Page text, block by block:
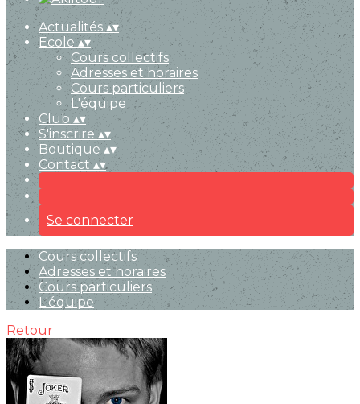
Actualités ▴▾
Ecole▴▾
Cours collectifs
Adresses et horaires
Cours particuliers
L'équipe
Club ▴▾
S'inscrire ▴▾
Boutique▴▾
Contact ▴▾
Se connecter
Cours collectifs
Adresses et horaires
Cours particuliers
L'équipe
Retour